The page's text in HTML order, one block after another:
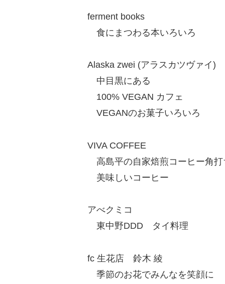
ferment books
食にまつわる本いろいろ
Alaska zwei (アラスカツヴァイ)
中目黒にある
100% VEGAN カフェ
VEGANのお菓子いろいろ
VIVA COFFEE
高島平の自家焙煎コーヒー角
美味しいコーヒー
アべクミコ
東中野DDD タイ料理
fc 生花店 鈴木 綾
季節のお花でみんなを笑顔に